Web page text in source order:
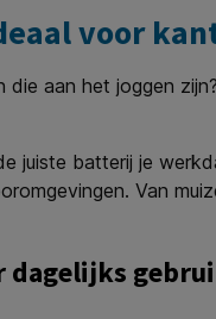
voor
aan het joggen
juiste batterij je
Van
dagelijks